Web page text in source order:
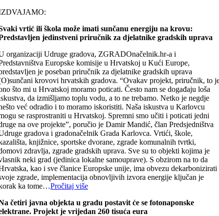
vrtić ili škola može imati sunčanu energiju na krovu:
jedinstveni priručnik za djelatnike gradskih uprava
organizaciji Udruge gradova, ZGRADOnačelnik.hr-a i
Europske komisije u Hrvatskoj u Kući Europe,
je poseban priručnik za djelatnike gradskih uprava
krovovi hrvatskih gradova. “Ovakav projekt, priručnik, to
što mi u Hrvatskoj moramo poticati. Često nam se događaju loša
da izmišljamo toplu vodu, a to ne trebamo. Netko je negdje
već odradio i to moramo iskoristiti. Naša iskustva u Karlovcu
se rasprostraniti u Hrvatskoj. Spremni smo učiti i poticati jedni
na ove projekte”, poručio je Damir Mandić, član Predsjedništva
gradova i gradonačelnik Grada Karlovca. Vrtići, škole,
knjižnice, sportske dvorane, zgrade komunalnih tvrtki,
zdravlja, zgrade gradskih uprava. Sve su to objekti kojima je
neki grad (jedinica lokalne samouprave). S obzirom na to da
kao i sve članice Europske unije, ima obvezu dekarbonizirati
zgrade, implementacija obnovljivih izvora energije ključan je
ka tome…Pročitaj više
četiri javna objekta u gradu postavit će se fotonaponske
Projekt je vrijedan 260 tisuća eura